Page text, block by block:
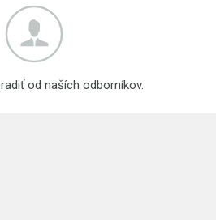
od naších odborníkov.